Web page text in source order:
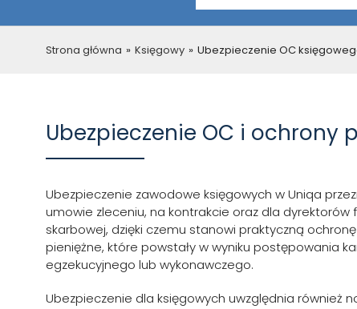
Strona główna » Księgowy » Ubezpieczenie OC
Ubezpieczenie OC i ochrony
Ubezpieczenie zawodowe księgowych w Uniqa
umowie zleceniu, na kontrakcie oraz dla dyrektorów
skarbowej, dzięki czemu stanowi praktyczną
pieniężne, które powstały w wyniku postępowania
egzekucyjnego lub wykonawczego.
Ubezpieczenie dla księgowych uwzględnia również